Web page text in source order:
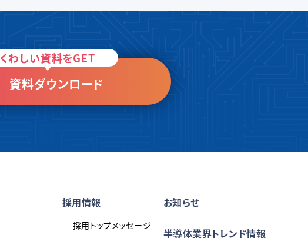
くわしい資料をGET
資料ダウンロード
採用情報
採用トップメッセージ
お知らせ
半導体業界トレンド情報